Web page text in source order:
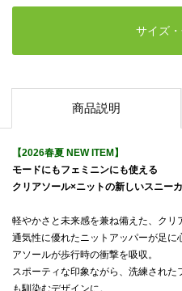
サイズ
商品説明
【2026春夏 NEW ITEM】
モードにもフェミニンにも使える
クリアソール×ニットの新しいスニー
軽やかさと未来感を兼ね備えた、クリ
通気性に優れたニットアッパーが足に
アソールが歩行時の衝撃を吸収。
スポーティな印象ながら、洗練され